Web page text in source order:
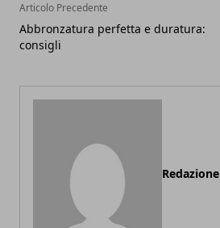
Articolo Precedente
Abbronzatura perfetta e duratura:
consigli
Redazione